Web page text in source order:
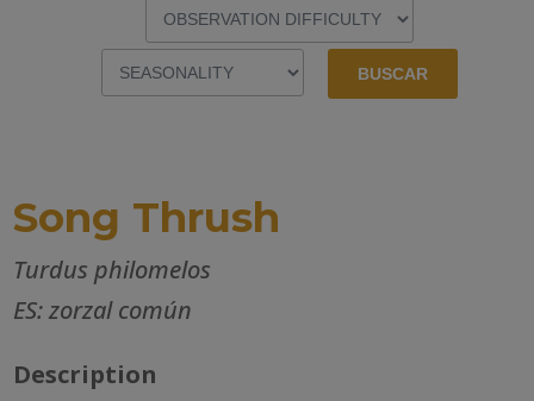
Song Thrush
Turdus philomelos
ES: zorzal común
Description